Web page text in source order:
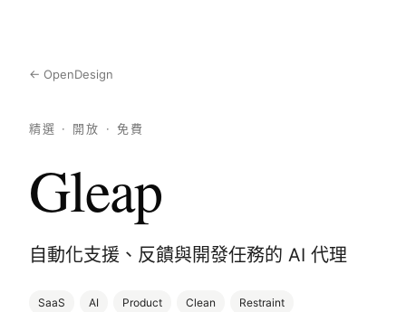
← OpenDesign
精選 · 開放 · 免費
Gleap
自動化支援、反饋與開發任務的 AI 代理
SaaS AI Product Clean Restraint